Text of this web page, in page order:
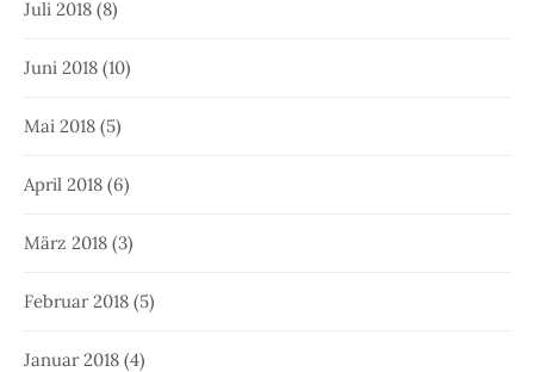
Juli 2018 (8)
Juni 2018 (10)
Mai 2018 (5)
April 2018 (6)
März 2018 (3)
Februar 2018 (5)
Januar 2018 (4)